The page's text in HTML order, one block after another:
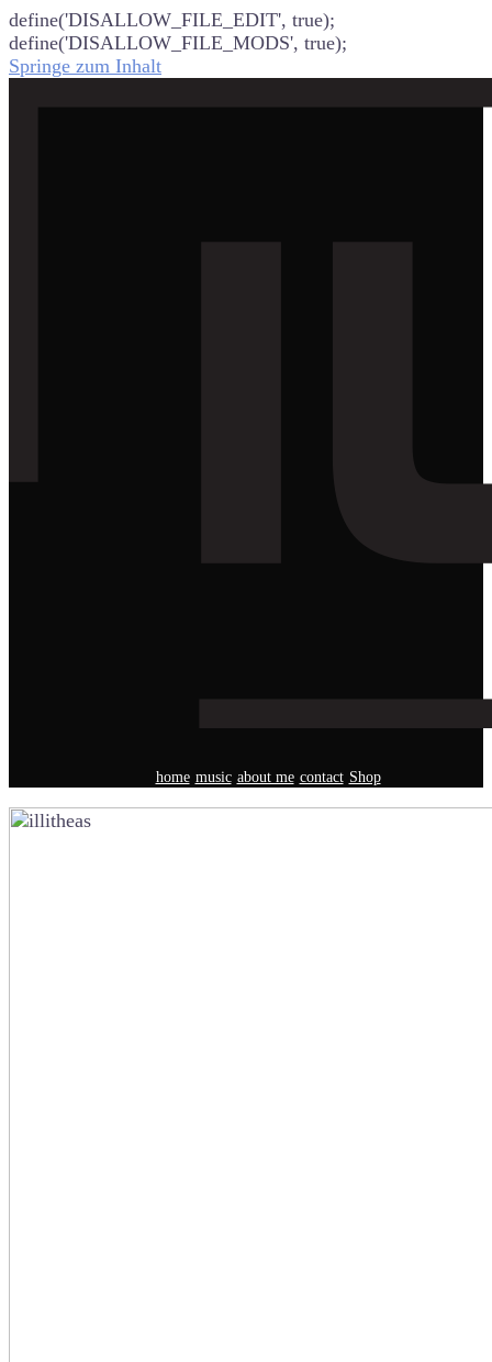
define('DISALLOW_FILE_EDIT', true);
define('DISALLOW_FILE_MODS', true);
Springe zum Inhalt
home music about me contact Shop